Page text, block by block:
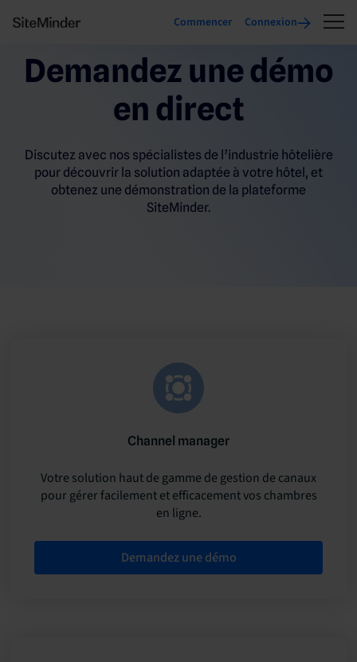
Commencer Connexion
Demandez une démo
en direct
Discutez avec nos spécialistes de l’industrie hôtelière
pour découvrir la solution adaptée à votre hôtel, et
obtenez une démonstration de la plateforme
SiteMinder.
Channel manager
Votre solution haut de gamme de gestion de canaux
pour gérer facilement et efficacement vos chambres
en ligne.
Demandez une démo